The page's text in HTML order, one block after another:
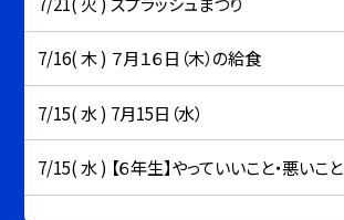
7/16( 木 ) ７月１６日（木）の給食
7/15( 水 ) 7月15日（水）
7/15( 水 ) 【６年生】やっていいこと・悪いこと